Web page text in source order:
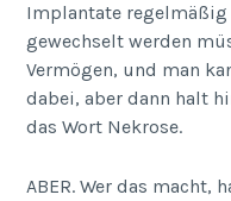
Implantate regelmäßig
gewechselt werden
Vermögen, und man
dabei, aber dann halt
das Wort Nekrose.
ABER. Wer das macht,